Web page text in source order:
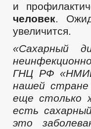
и
человек.
увеличится.
«Сахарный
ГНЦ РФ «НМИЦ
нашей
еще столько
есть
это